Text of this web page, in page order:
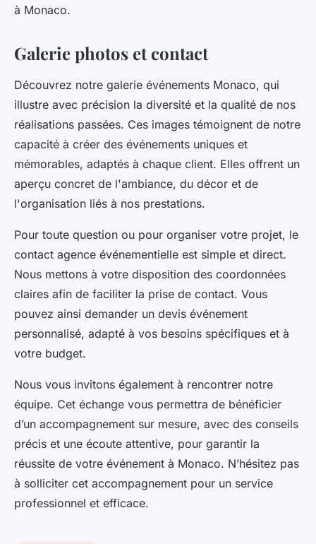
à Monaco.
Galerie photos et contact
Découvrez notre galerie événements Monaco, qui
illustre avec précision la diversité et la qualité de nos
réalisations passées. Ces images témoignent de notre
capacité à créer des événements uniques et
mémorables, adaptés à chaque client. Elles offrent un
aperçu concret de l'ambiance, du décor et de
l'organisation liés à nos prestations.
Pour toute question ou pour organiser votre projet, le
contact agence événementielle est simple et direct.
Nous mettons à votre disposition des coordonnées
claires afin de faciliter la prise de contact. Vous
pouvez ainsi demander un devis événement
personnalisé, adapté à vos besoins spécifiques et à
votre budget.
Nous vous invitons également à rencontrer notre
équipe. Cet échange vous permettra de bénéficier
d’un accompagnement sur mesure, avec des conseils
précis et une écoute attentive, pour garantir la
réussite de votre événement à Monaco. N’hésitez pas
à solliciter cet accompagnement pour un service
professionnel et efficace.